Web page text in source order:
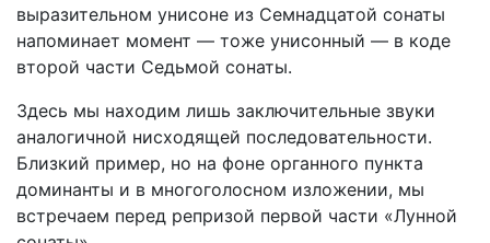
выразительном унисоне из Семнадцатой сонаты
напоминает момент — тоже унисонный — в коде
второй части Седьмой сонаты.
Здесь мы находим лишь заключительные звуки
аналогичной нисходящей последовательности.
Близкий пример, но на фоне органного пункта
доминанты и в многоголосном изложении, мы
встречаем перед репризой первой части «Лунной